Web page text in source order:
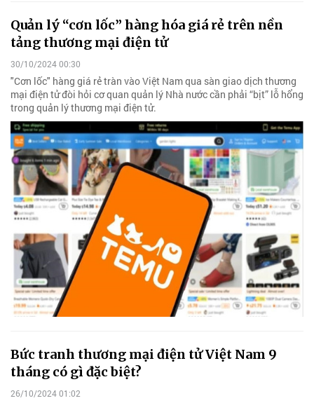
Quản lý “cơn lốc” hàng hóa giá rẻ trên nền
tảng thương mại điện tử
30/10/2024 00:30
"Cơn lốc" hàng giá rẻ tràn vào Việt Nam qua sàn giao dịch thương
mại điện tử đòi hỏi cơ quan quản lý Nhà nước cần phải “bịt” lỗ hổng
trong quản lý thương mại điện tử.
Bức tranh thương mại điện tử Việt Nam 9
tháng có gì đặc biệt?
26/10/2024 01:02